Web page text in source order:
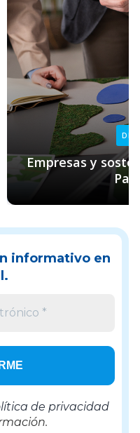
el rol clave de
informativo en
de privacidad